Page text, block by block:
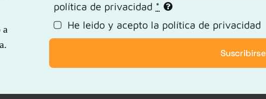
a
política de privacidad *
He leido y acepto la política de privacidad
Suscribirse